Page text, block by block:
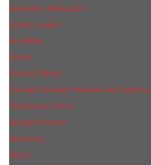
Escentric Molecules
Еsteе Lаudеr
Ex Nihilo
Fendi
Franck Olivier
Gerald Ghislain Histoires de Parfums
Gianfranco Ferre
Giorgio Armani
Givenchy
Gucci